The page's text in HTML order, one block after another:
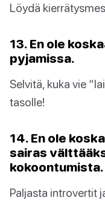
Löydä
13. En ole
pyjamissa.
Selvitä, kuka vie
tasolle!
14. En ole
sairas
kokoontumista.
Paljasta introvertit